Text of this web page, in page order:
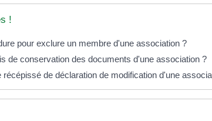
!
pour exclure un membre d'une association ?
de conservation des documents d'une association ?
récépissé de déclaration de modification d'une